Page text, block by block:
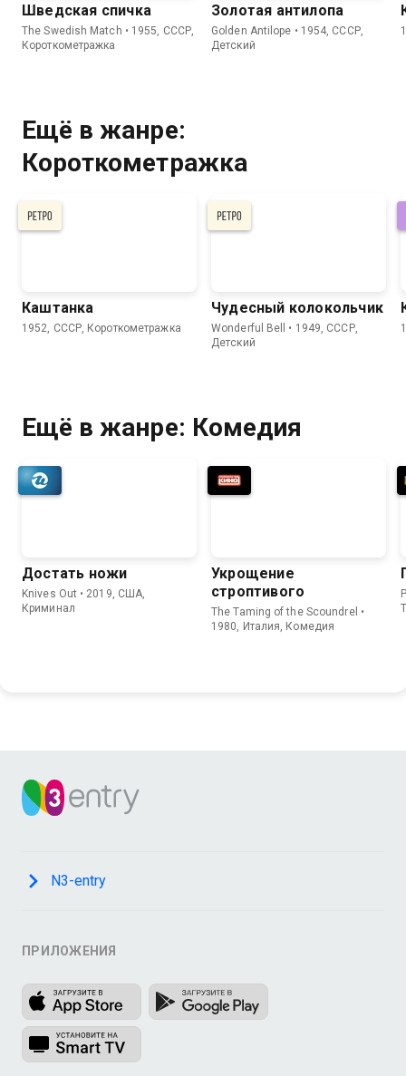
Шведская спичка
The Swedish Match • 1955, СССР,
Короткометражка
Золотая антилопа
Golden Antilope • 1954, СССР,
Детский
Ещё в жанре:
Короткометражка
Каштанка
1952, СССР, Короткометражка
Чудесный колокольчик
Wonderful Bell • 1949, СССР,
Детский
Ещё в жанре: Комедия
Достать ножи
Knives Out • 2019, США,
Криминал
Укрощение
строптивого
The Taming of the Scoundrel •
1980, Италия, Комедия
N3-entry
ПРИЛОЖЕНИЯ